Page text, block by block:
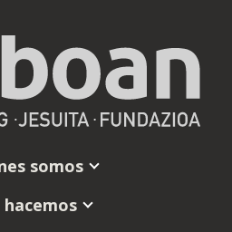
somos
hacemos